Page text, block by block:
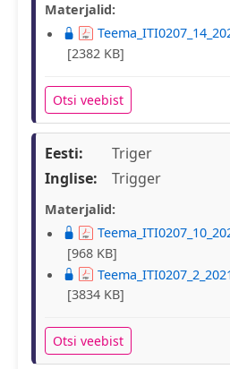
Materjalid:
[2382 KB]
Otsi veebist
Eesti:
Triger
Inglise:
Trigger
Materjalid:
[968 KB]
[3834 KB]
Otsi veebist